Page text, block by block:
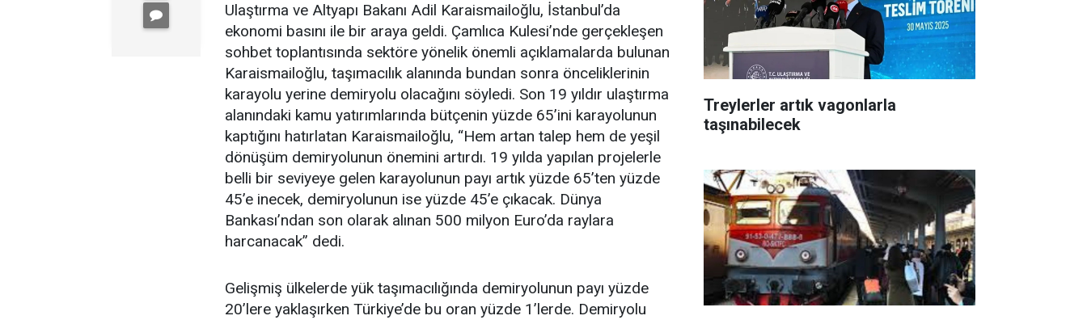
Ulaştırma ve Altyapı Bakanı Adil Karaismailoğlu, İstanbul’da
ekonomi basını ile bir araya geldi. Çamlıca Kulesi’nde gerçekleşen
sohbet toplantısında sektöre yönelik önemli açıklamalarda bulunan
Karaismailoğlu, taşımacılık alanında bundan sonra önceliklerinin
karayolu yerine demiryolu olacağını söyledi. Son 19 yıldır ulaştırma
alanındaki kamu yatırımlarında bütçenin yüzde 65’ini karayolunun
kaptığını hatırlatan Karaismailoğlu, “Hem artan talep hem de yeşil
dönüşüm demiryolunun önemini artırdı. 19 yılda yapılan projelerle
belli bir seviyeye gelen karayolunun payı artık yüzde 65’ten yüzde
45’e inecek, demiryolunun ise yüzde 45’e çıkacak. Dünya
Bankası’ndan son olarak alınan 500 milyon Euro’da raylara
harcanacak” dedi.
Gelişmiş ülkelerde yük taşımacılığında demiryolunun payı yüzde
20’lere yaklaşırken Türkiye’de bu oran yüzde 1’lerde. Demiryolu
Treylerler artık vagonlarla
taşınabilecek